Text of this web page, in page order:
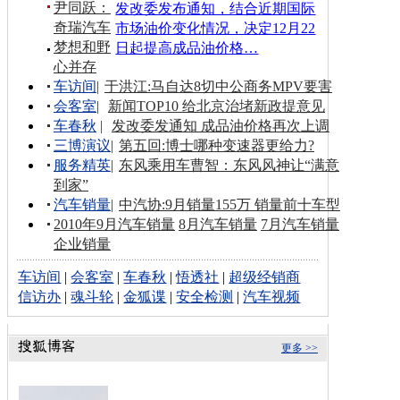
发改委发布通知，结合近期国际
市场油价变化情况，决定12月22
日起提高成品油价格…
尹同跃：
奇瑞汽车
梦想和野
心并存
车访间| 于洪江:马自达8切中公商务MPV要害
会客室|
新闻TOP10 给北京治堵新政提意见
车春秋 |
发改委发通知 成品油价格再次上调
三博演议| 第五回:博士哪种变速器更给力?
服务精英| 东风乘用车曹智：东风风神让“满意
到家”
汽车销量| 中汽协:9月销量155万 销量前十车型
2010年9月汽车销量 8月汽车销量 7月汽车销量
企业销量
车访间 |会客室 |车春秋 |悟透社 | 超级经销商
信访办 |魂斗轮 |金狐谍 |安全检测 |汽车视频
更多 >>